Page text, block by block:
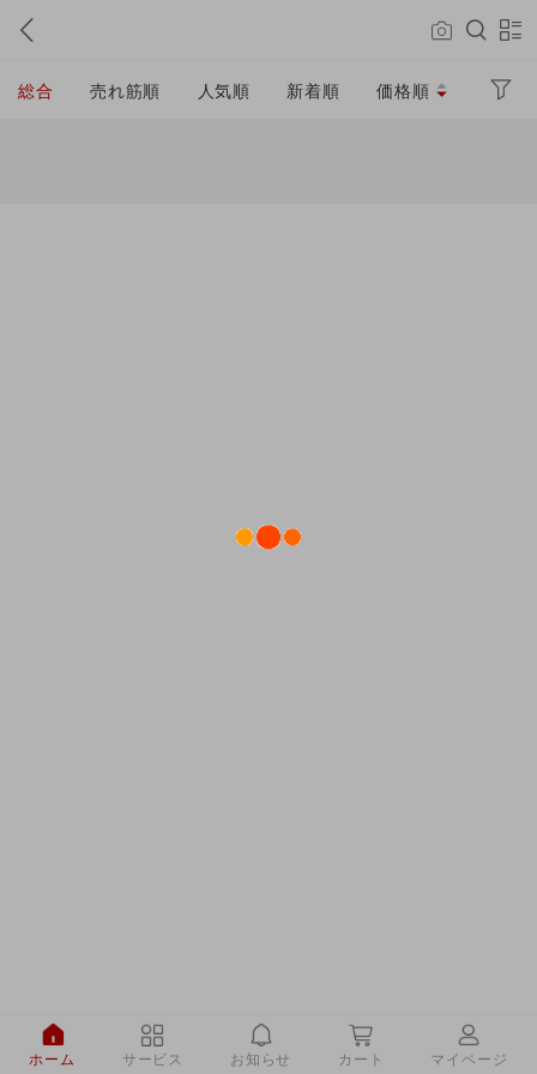
総合 売れ筋順 人気順 新着順 価格順
ホーム サービス お知らせ カート マイページ